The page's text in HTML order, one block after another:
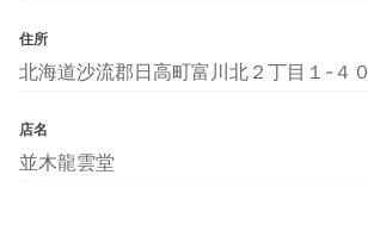
住所
北海道沙流郡日高町富川北２丁目１-４０
店名
並木龍雲堂